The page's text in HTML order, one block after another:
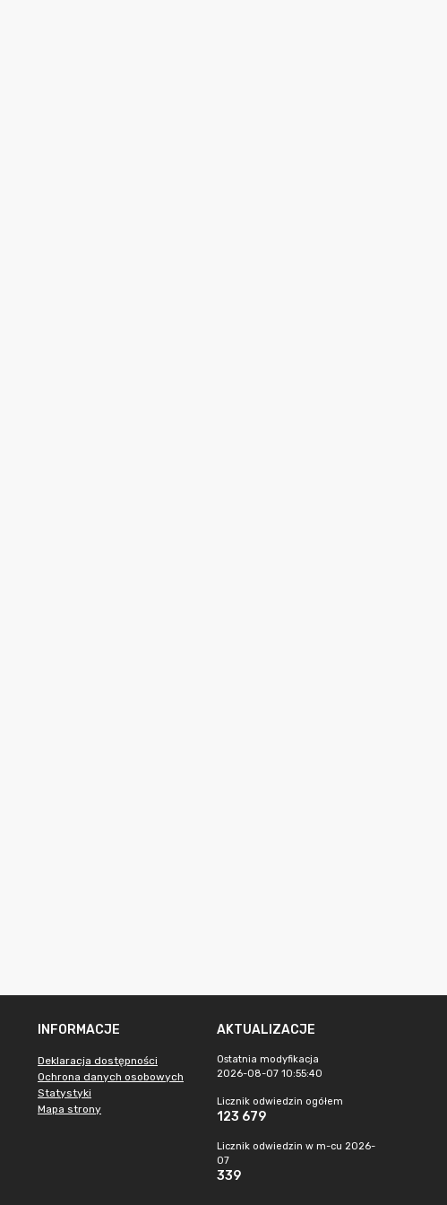
INFORMACJE
Deklaracja dostępności
Ochrona danych osobowych
Statystyki
Mapa strony
AKTUALIZACJE
Ostatnia modyfikacja
2026-08-07 10:55:40
Licznik odwiedzin ogółem
123 679
Licznik odwiedzin w m-cu 2026-
07
339